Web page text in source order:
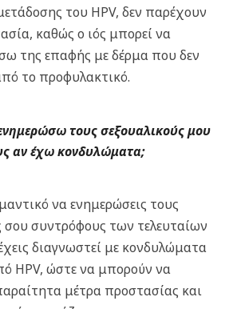
του HPV, δεν παρέχουν
καθώς ο ιός μπορεί να
της επαφής με δέρμα που δεν
το προφυλακτικό.
τους σεξουαλικούς μου
αν έχω κονδυλώματα;
να ενημερώσεις τους
σου συντρόφους των τελευταίων
διαγνωστεί με κονδυλώματα
HPV, ώστε να μπορούν να
μέτρα προστασίας και